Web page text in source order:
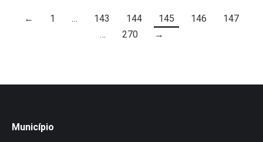
← 1 … 143 144 145 146
147
…
270 →
Município